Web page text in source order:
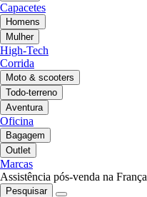
Capacetes
Homens
Mulher
High-Tech
Corrida
Moto & scooters
Todo-terreno
Aventura
Oficina
Bagagem
Outlet
Marcas
Assistência pós-venda na França
Pesquisar